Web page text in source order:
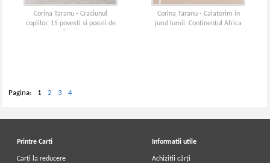
Corina Taranu - Craciunul
copiilor. 15 povesti si poezii de
iarna
Corina Taranu - Calatorim in
jurul lumii. Continentul Africa
Pagina: 1 2 3 4
Printre Carti
Carți la reducere
Informatii utile
Achizitii cărți